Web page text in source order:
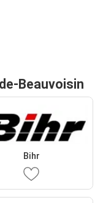
Beauvoisin
Bihr